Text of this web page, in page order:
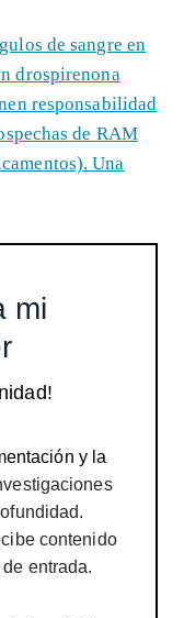
de sangre en
drospirenona
responsabilidad
de RAM
Una
mi
y la
contenido
entrada.